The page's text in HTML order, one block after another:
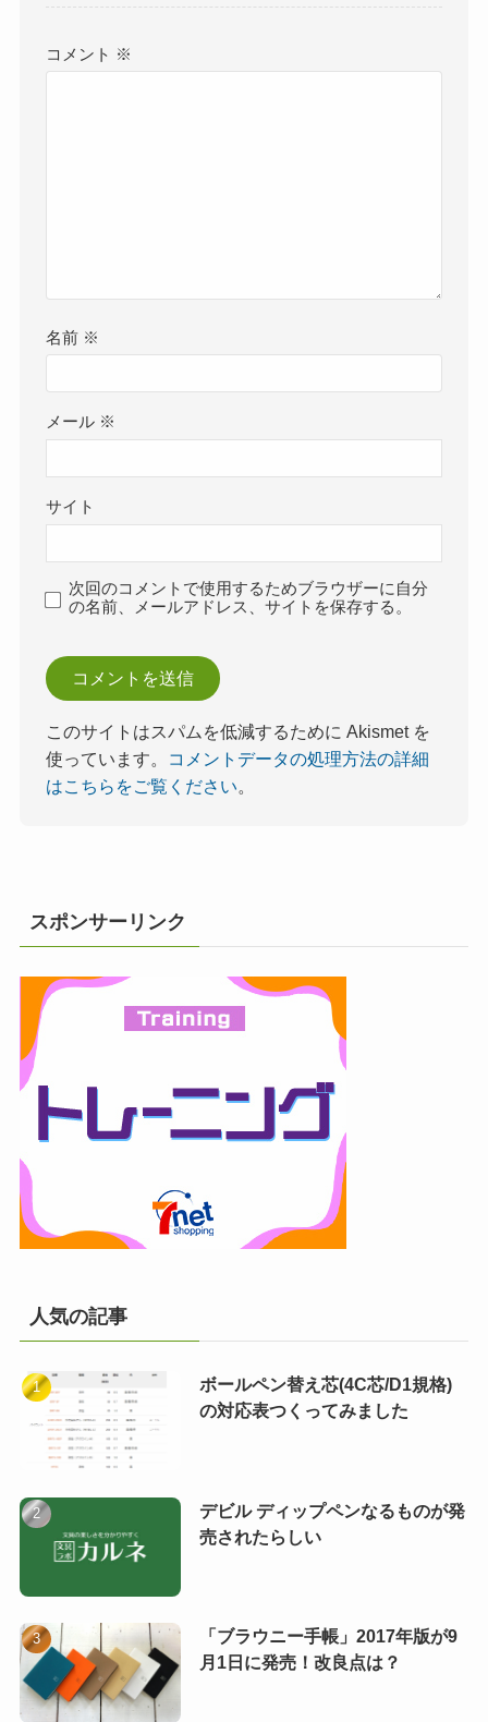
コメント ※
名前 ※
メール ※
サイト
次回のコメントで使用するためブラウザーに自分
の名前、メールアドレス、サイトを保存する。
このサイトはスパムを低減するために Akismet を
使っています。
コメントデータの処理方法の詳細
はこちらをご覧ください。
スポンサーリンク
人気の記事
ボールペン替え芯(4C芯/D1規格)
の対応表つくってみました
デビル ディップペンなるものが発
売されたらしい
「ブラウニー手帳」2017年版が9
月1日に発売！改良点は？